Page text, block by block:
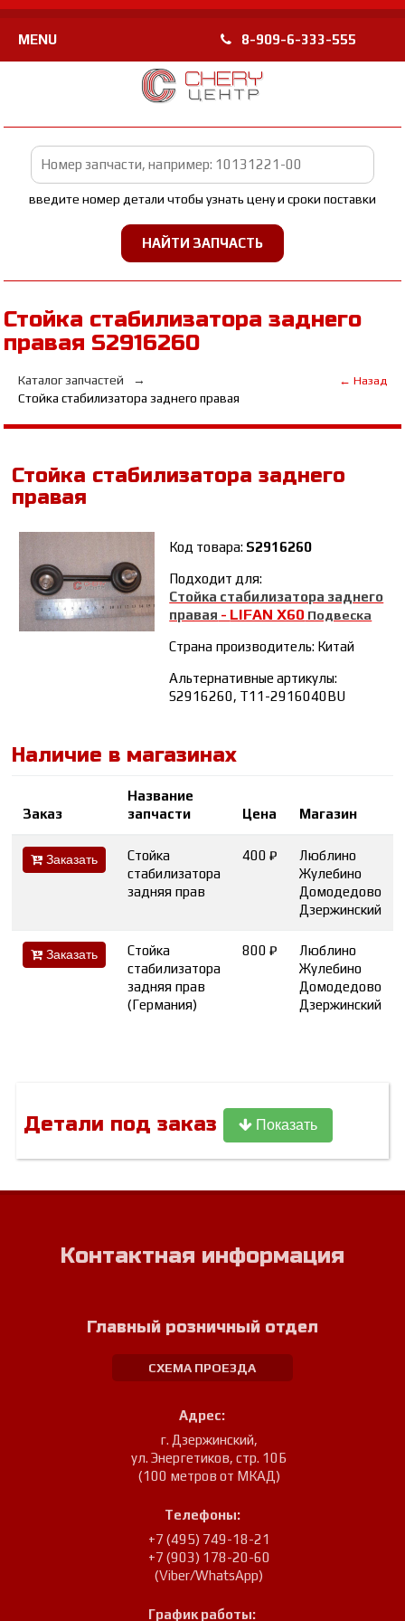
MENU 8-909-6-333-555
введите номер детали чтобы узнать цену и сроки поставки
Стойка стабилизатора заднего
правая S2916260
Каталог запчастей
Стойка стабилизатора заднего правая
← Назад
Стойка стабилизатора заднего
правая
Код товара: S2916260
Подходит для:
Стойка стабилизатора заднего
правая - LIFAN Х60 Подвеска
Страна производитель: Китай
Альтернативные артикулы:
S2916260, T11-2916040BU
Наличие в магазинах
Заказ
Название
запчасти
Цена Магазин
Заказать
Стойка
стабилизатора
задняя прав
400 ₽
Люблино
Жулебино
Домодедово
Дзержинский
Заказать
Стойка
стабилизатора
задняя прав
(Германия)
800 ₽
Люблино
Жулебино
Домодедово
Дзержинский
Детали под заказ Показать
Контактная информация
Главный розничный отдел
СХЕМА ПРОЕЗДА
Адрес:
г. Дзержинский,
ул. Энергетиков, стр. 10Б
(100 метров от МКАД)
Телефоны:
+7 (495) 749-18-21
+7 (903) 178-20-60
(Viber/WhatsApp)
График работы: